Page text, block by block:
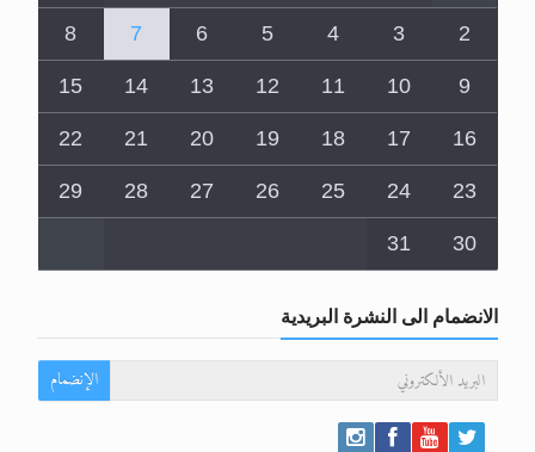
2
3
4
5
6
7
8
9
10
11
12
13
14
15
16
17
18
19
20
21
22
23
24
25
26
27
28
29
30
31
الانضمام الى النشرة البريدية
الإنضمام